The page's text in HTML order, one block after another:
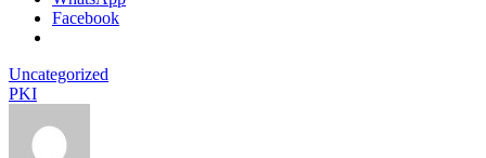
Facebook
Uncategorized
PKI